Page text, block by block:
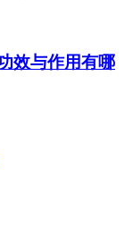
效与作用有哪